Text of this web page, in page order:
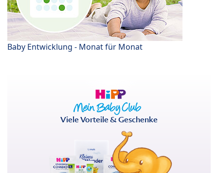
Baby Entwicklung - Monat für Monat
Viele Vorteile & Geschenke